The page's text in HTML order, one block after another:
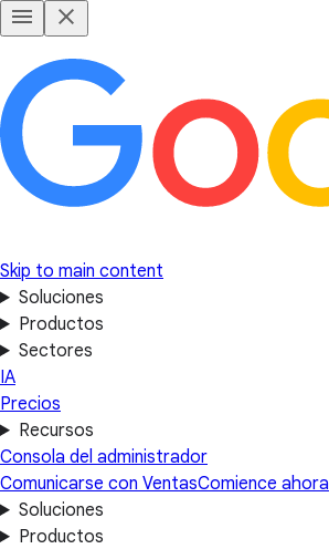
Skip to main content
Soluciones
Productos
Sectores
IA
Precios
Recursos
Consola del administrador
Comunicarse con VentasComience ahora
Soluciones
Productos